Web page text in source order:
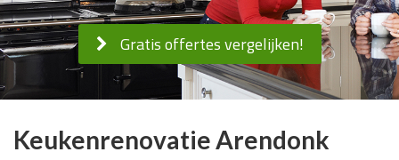
Gratis offertes vergelijken!
Keukenrenovatie Arendonk